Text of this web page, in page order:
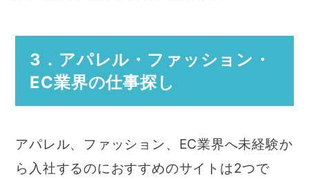
3．アパレル・ファッション・
EC業界の仕事探し
アパレル、ファッション、EC業界へ未経験か
ら入社するのにおすすめのサイトは2つで